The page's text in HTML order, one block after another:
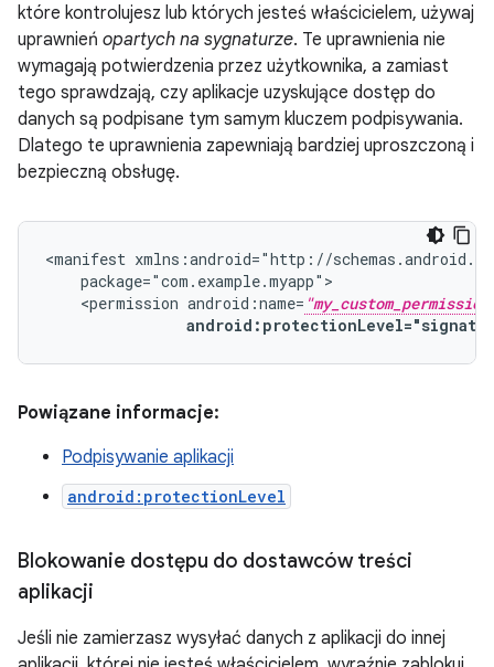
które kontrolujesz lub których jesteś właścicielem, używaj
uprawnień opartych na sygnaturze. Te uprawnienia nie
wymagają potwierdzenia przez użytkownika, a zamiast
tego sprawdzają, czy aplikacje uzyskujące dostęp do
danych są podpisane tym samym kluczem podpisywania.
Dlatego te uprawnienia zapewniają bardziej uproszczoną i
bezpieczną obsługę.
<manifest
<permission android:name=
Powiązane informacje:
Podpisywanie aplikacji
android:protectionLevel
Blokowanie dostępu do dostawców treści
aplikacji
Jeśli nie zamierzasz wysyłać danych z aplikacji do innej